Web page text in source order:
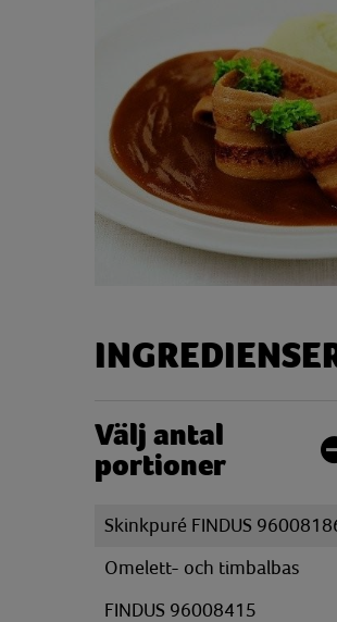
Välj antal
portioner
Skinkpuré FINDUS
Omelett- och timbalbas
FINDUS 96008415